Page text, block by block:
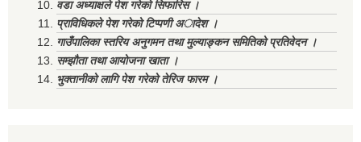
वडा अध्याक्षले पेश गरेको सिफारिस ।
प्राविधिकले पेश गरेको टिप्पणी अादेश ।
गाउँपालिका स्तरिय अनुगमन तथा मुल्याङ्कन समितिको प्रतिवेदन ।
सम्झौता तथा आयोजना खाता ।
भुक्तानीको लागि पेश गरेको तेरिज फारम ।